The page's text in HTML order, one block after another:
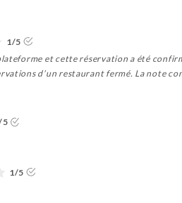
1/5
et cette réservation a été
d’un restaurant fermé. La note
5
1/5